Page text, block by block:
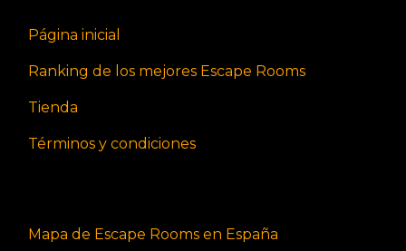
Página inicial
Ranking de los mejores Escape Rooms
Tienda
Términos y condiciones
Mapa de Escape Rooms en España